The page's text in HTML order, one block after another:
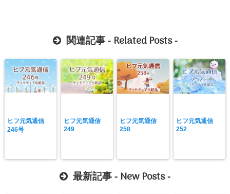
関連記事 - Related Posts-
ヒフ元気通信
246号
ヒフ元気通信
249
ヒフ元気通信
258
ヒフ元気通信
252
最新記事 - New Posts-